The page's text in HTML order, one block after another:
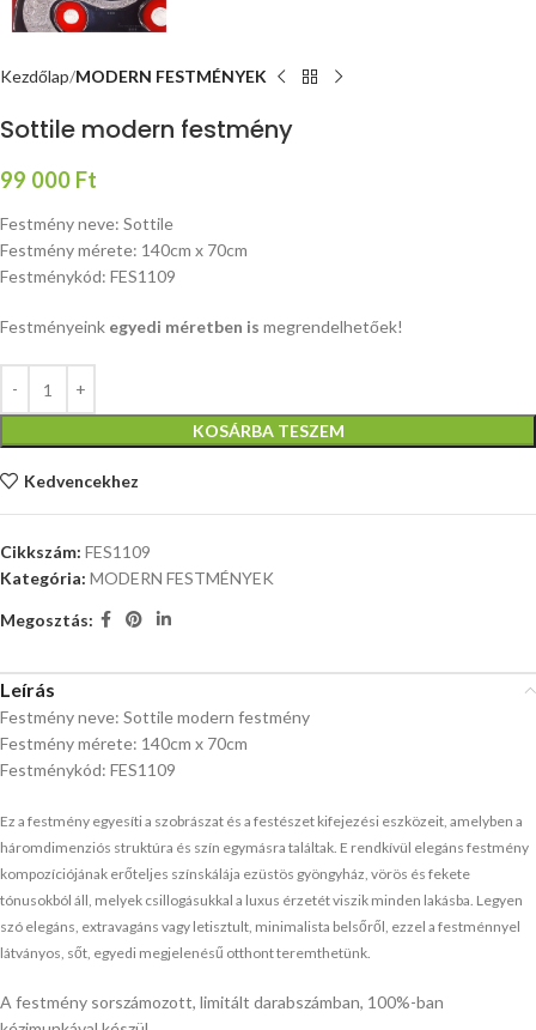
Kezdőlap MODERN FESTMÉNYEK
Sottile modern festmény
99 000 Ft
Festmény neve: Sottile
Festmény mérete: 140cm x 70cm
Festménykód: FES1109
Festményeink egyedi méretben is megrendelhetőek!
KOSÁRBA TESZEM
Kedvencekhez
Cikkszám: FES1109
Kategória: MODERN FESTMÉNYEK
Megosztás:
Leírás
Festmény neve: Sottile modern festmény
Festmény mérete: 140cm x 70cm
Festménykód: FES1109
Ez a festmény egyesíti a szobrászat és a festészet kifejezési eszközeit, amelyben a
háromdimenziós struktúra és szín egymásra találtak. E rendkívül elegáns festmény
kompozíciójának erőteljes színskálája ezüstös gyöngyház, vörös és fekete
tónusokból áll, melyek csillogásukkal a luxus érzetét viszik minden lakásba. Legyen
szó elegáns, extravagáns vagy letisztult, minimalista belsőről, ezzel a festménnyel
látványos, sőt, egyedi megjelenésű otthont teremthetünk.
A festmény sorszámozott, limitált darabszámban, 100%-ban